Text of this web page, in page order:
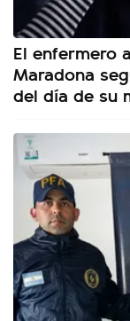
El enfermero
Maradona
del día de su